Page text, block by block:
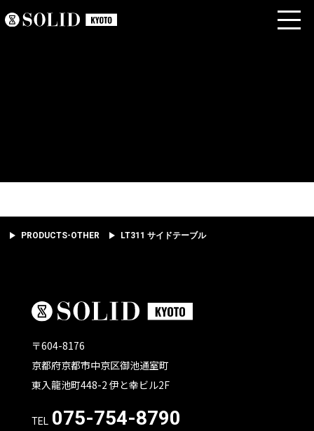
PRODUCTS-OTHER LT311 サイドテーブル
〒604-8176
京都府京都市中京区御池通室町
東入龍池町448-2 伊と幸ビル2F
TEL 075-754-8790